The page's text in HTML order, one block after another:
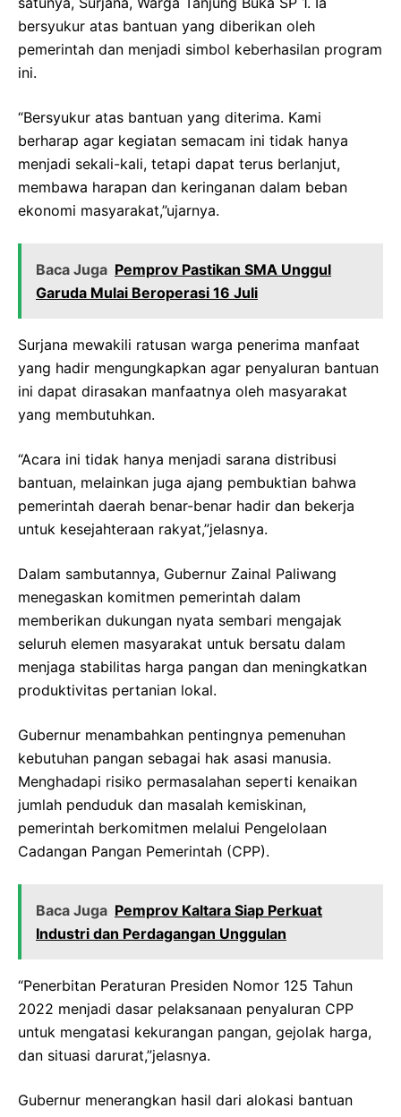
bersyukur atas bantuan yang diberikan oleh
pemerintah dan menjadi simbol keberhasilan program
ini.
“Bersyukur atas bantuan yang diterima. Kami
berharap agar kegiatan semacam ini tidak hanya
menjadi sekali-kali, tetapi dapat terus berlanjut,
membawa harapan dan keringanan dalam beban
ekonomi masyarakat,”ujarnya.
Baca Juga Pemprov Pastikan SMA Unggul
Garuda Mulai Beroperasi 16 Juli
Surjana mewakili ratusan warga penerima manfaat
yang hadir mengungkapkan agar penyaluran bantuan
ini dapat dirasakan manfaatnya oleh masyarakat
yang membutuhkan.
“Acara ini tidak hanya menjadi sarana distribusi
bantuan, melainkan juga ajang pembuktian bahwa
pemerintah daerah benar-benar hadir dan bekerja
untuk kesejahteraan rakyat,”jelasnya.
Dalam sambutannya, Gubernur Zainal Paliwang
menegaskan komitmen pemerintah dalam
memberikan dukungan nyata sembari mengajak
seluruh elemen masyarakat untuk bersatu dalam
menjaga stabilitas harga pangan dan meningkatkan
produktivitas pertanian lokal.
Gubernur menambahkan pentingnya pemenuhan
kebutuhan pangan sebagai hak asasi manusia.
Menghadapi risiko permasalahan seperti kenaikan
jumlah penduduk dan masalah kemiskinan,
pemerintah berkomitmen melalui Pengelolaan
Cadangan Pangan Pemerintah (CPP).
Baca Juga Pemprov Kaltara Siap Perkuat
Industri dan Perdagangan Unggulan
“Penerbitan Peraturan Presiden Nomor 125 Tahun
2022 menjadi dasar pelaksanaan penyaluran CPP
untuk mengatasi kekurangan pangan, gejolak harga,
dan situasi darurat,”jelasnya.
Gubernur menerangkan hasil dari alokasi bantuan